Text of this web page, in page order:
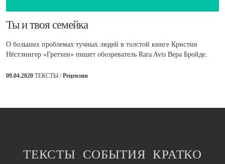
​Ты и твоя семейка
О больших проблемах тучных людей в толстой книге Кристин
Нёстлингер «Гретхен» пишет обозреватель Rara Avis Вера Бройде.
09.04.2020 ТЕКСТЫ /Рецензии
ТЕКСТЫ СОБЫТИЯ КРАТКО